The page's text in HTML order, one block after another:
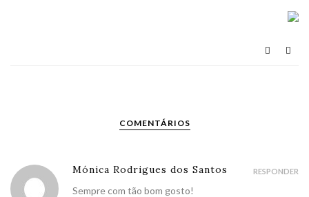
COMENTÁRIOS
Mónica Rodrigues dos Santos
Sempre com tão bom gosto!
RESPONDER